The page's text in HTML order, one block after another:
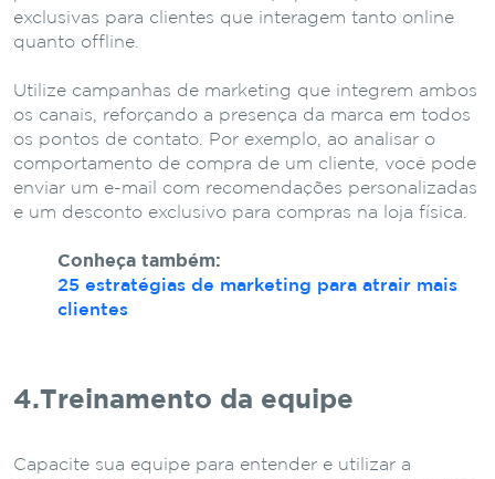
exclusivas para clientes que interagem tanto online
quanto offline.
Utilize campanhas de marketing que integrem ambos
os canais, reforçando a presença da marca em todos
os pontos de contato. Por exemplo, ao analisar o
comportamento de compra de um cliente, você pode
enviar um e-mail com recomendações personalizadas
e um desconto exclusivo para compras na loja física.
Conheça também:
25 estratégias de marketing para atrair mais
clientes
4.Treinamento da equipe
Capacite sua equipe para entender e utilizar a